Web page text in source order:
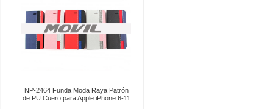
NP-2464 Funda Moda Raya Patrón
de PU Cuero para Apple iPhone 6-11